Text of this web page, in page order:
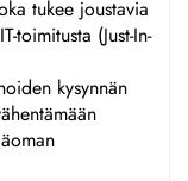
tukee joustavia
toimitusta (Just-In-
kysynnän